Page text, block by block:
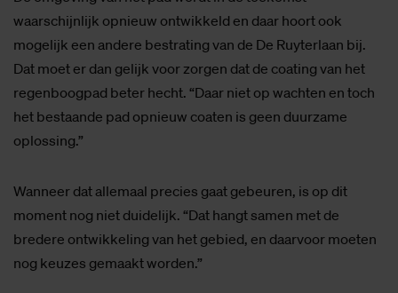
waarschijnlijk opnieuw ontwikkeld en daar hoort ook
mogelijk een andere bestrating van de De Ruyterlaan bij.
Dat moet er dan gelijk voor zorgen dat de coating van het
regenboogpad beter hecht. “Daar niet op wachten en toch
het bestaande pad opnieuw coaten is geen duurzame
oplossing.”
Wanneer dat allemaal precies gaat gebeuren, is op dit
moment nog niet duidelijk. “Dat hangt samen met de
bredere ontwikkeling van het gebied, en daarvoor moeten
nog keuzes gemaakt worden.”